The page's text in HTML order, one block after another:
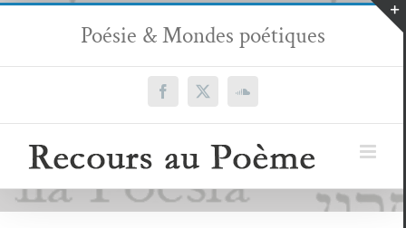
Passer
contenu
Poésie & Mondes poétiques
Facebook
X SoundCloud